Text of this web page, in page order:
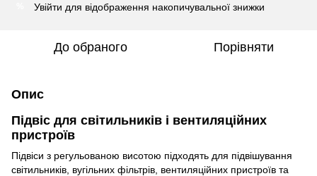
Увійти для відображення накопичувальної знижки
До обраного Порівняти
Опис
Підвіс для світильників і вентиляційних
пристроїв
Підвіси з регульованою висотою підходять для підвішування
світильників, вугільних фільтрів, вентиляційних пристроїв та